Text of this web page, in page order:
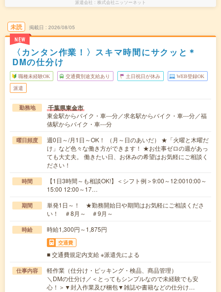
派遣会社 株式会社ニッソーネット
未読
NEW
掲載日 2026/08/05
〈カンタン作業！〉スキマ時間にサクッと＊
DMの仕分け
職種未経験OK 交通費別途支給あり 土日祝日が休み WEB登録OK
派遣
勤務地 千葉県東金市
東金駅からバイク・車---分／求名駅からバイク・車---分／福
俵駅からバイク・車---分
曜日頻度
週0日～/月1日～OK！ （月～日のあいだ） ★「火曜と木曜だ
け」など色々な働き方ができます！ ★お仕事ゼロの週があっ
ても大丈夫。 働きたい日、お休みの希望はお気軽にご相談く
ださい！
時間
【1日3時間～も相談OK!】＜シフト例＞9:00～12:0010:00～
15:00 12:00～17…
期間
単発1日～！ ★勤務開始日や期間はお気軽にご相談くださ
い！ ＃8月～ ＃9月～
時給 時給1,300円～1,875円
交通費
■ 交通費規定内支給 ※派遣先による
仕事内容
軽作業（仕分け・ピッキング・検品、商品管理）
＼DMの仕分け／＜とってもシンプルなので未経験でも安
心！＞▼封入作業及び梱包▼雑誌や書籍などの仕分け…